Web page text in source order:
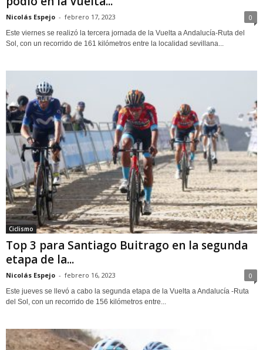
Nicolás Espejo - febrero 17, 2023 0
Este viernes se realizó la tercera jornada de la Vuelta a Andalucía-Ruta del
Sol, con un recorrido de 161 kilómetros entre la localidad sevillana...
Ciclismo
Top 3 para Santiago Buitrago en la segunda
etapa de la...
Nicolás Espejo - febrero 16, 2023 0
Este jueves se llevó a cabo la segunda etapa de la Vuelta a Andalucía -Ruta
del Sol, con un recorrido de 156 kilómetros entre...